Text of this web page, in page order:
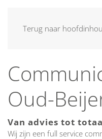
Terug naar
Oud-
Van advies tot
Wij zijn een full service